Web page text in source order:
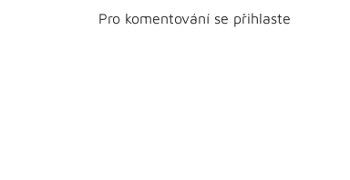
Pro komentování se přihlaste